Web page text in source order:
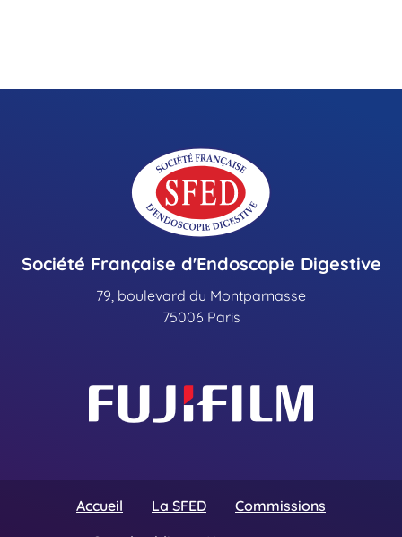
Société Française d'Endoscopie Digestive
79, boulevard du Montparnasse
75006 Paris
Accueil La SFED
Commissions